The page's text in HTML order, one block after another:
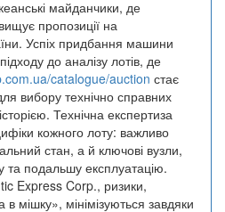
майданчики, де
пропозиції на
Успіх придбання машини
до аналізу лотів, де
catalogue/auction стає
вибору технічно справних
Технічна експертиза
кожного лоту: важливо
стан, а й ключові вузли,
подальшу експлуатацію.
Express Corp., ризики,
мішку», мінімізуються завдяки